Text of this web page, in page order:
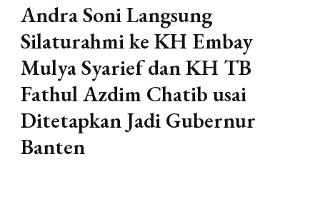
Andra Soni Langsung
Silaturahmi ke KH Embay
Mulya Syarief dan KH TB
Fathul Azdim Chatib usai
Ditetapkan Jadi Gubernur
Banten